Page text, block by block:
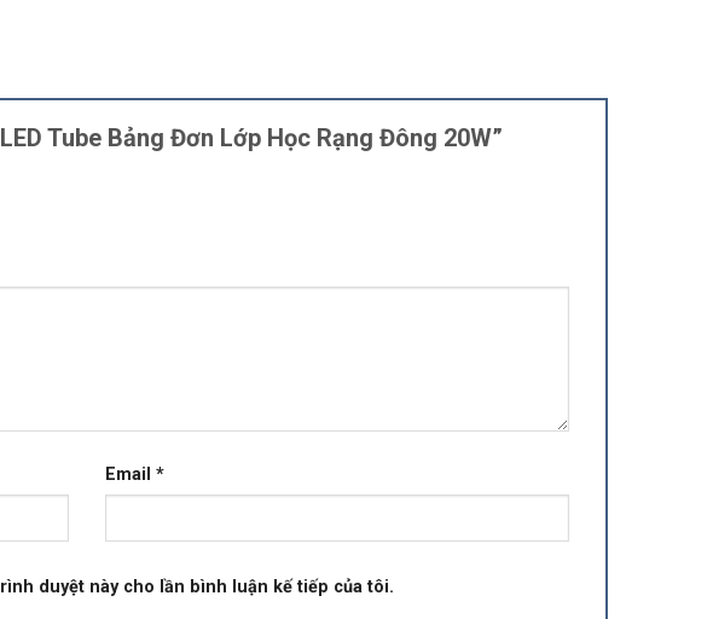
Tube Bảng Đơn Lớp Học Rạng Đông 20W”
Email *
duyệt này cho lần bình luận kế tiếp của tôi.